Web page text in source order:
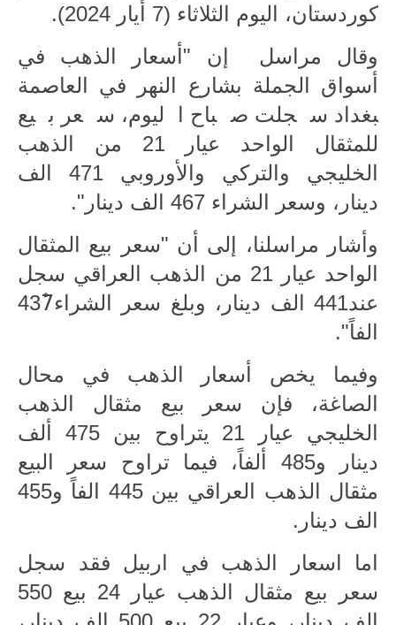
المدارس
اخبار وقرارات وزارة التربية
نتائج الامتحانات
المرحلة الابتدائية
المرحلة المتوسطة
المرحلة الاعدادية
اسئلة وزارية
المرحلة الابتدائية
المرحلة الاعدادية
مرشحات
المرحلة الابتدائية
المرحلة الاعدادية
كتب مدرسية
كوردستان، اليوم الثلاثاء (7 أيار 2024).
وقال مراسل إن "أسعار الذهب في
أسواق الجملة ب‍‍‍شارع النهر في العاصمة
‍‍بغداد سجلت صباح اليوم، سعر بيع
للمثقال الواحد عيار 21 من الذهب
الخليجي والتركي والأوروبي 471 الف
دينار، وسعر الشراء 467 الف دينار".
وأشار مراسلنا، إلى أن "سعر بيع المثقال
الواحد عيار 21 من الذهب العراقي سجل
عند441 الف دينار، وبلغ سعر الشراء437ٔ
الفاً".
وفيما يخص أسعار الذهب في محال
الصاغة، فإن سعر بيع مثقال الذهب
الخليجي عيار 21 يتراوح بين 475 ألف
دينار و485 ألفاً، فيما تراوح سعر البيع
مثقال الذهب العراقي بين 445 الفاً و455
الف دينار.
اما اسعار الذهب في اربيل فقد سجل
سعر بيع مثقال الذهب عيار 24 بيع 550